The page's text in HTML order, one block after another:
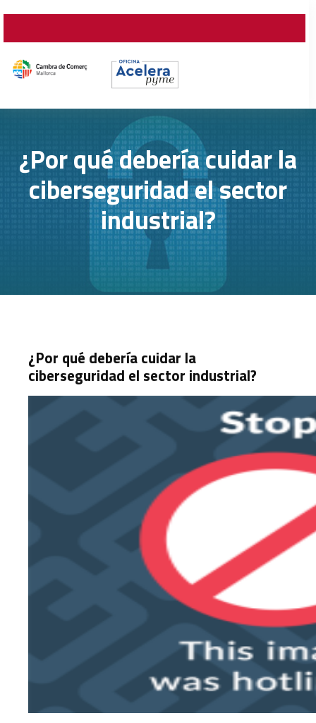
¿Por qué debería cuidar la
ciberseguridad el sector
industrial?
¿Por qué debería cuidar la
ciberseguridad el sector industrial?